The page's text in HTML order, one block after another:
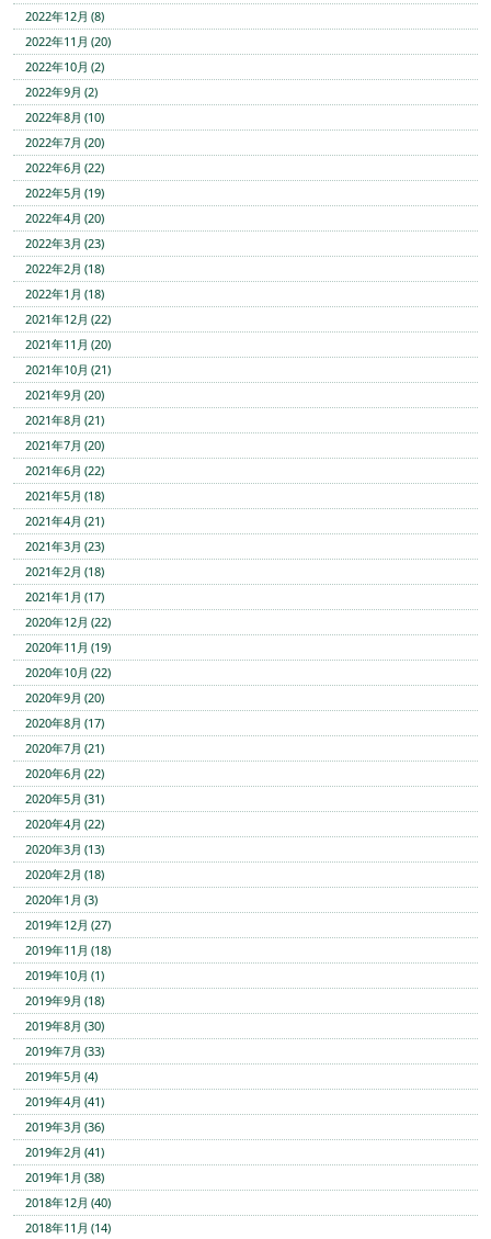
2022年12月 (8)
2022年11月 (20)
2022年10月 (2)
2022年9月 (2)
2022年8月 (10)
2022年7月 (20)
2022年6月 (22)
2022年5月 (19)
2022年4月 (20)
2022年3月 (23)
2022年2月 (18)
2022年1月 (18)
2021年12月 (22)
2021年11月 (20)
2021年10月 (21)
2021年9月 (20)
2021年8月 (21)
2021年7月 (20)
2021年6月 (22)
2021年5月 (18)
2021年4月 (21)
2021年3月 (23)
2021年2月 (18)
2021年1月 (17)
2020年12月 (22)
2020年11月 (19)
2020年10月 (22)
2020年9月 (20)
2020年8月 (17)
2020年7月 (21)
2020年6月 (22)
2020年5月 (31)
2020年4月 (22)
2020年3月 (13)
2020年2月 (18)
2020年1月 (3)
2019年12月 (27)
2019年11月 (18)
2019年10月 (1)
2019年9月 (18)
2019年8月 (30)
2019年7月 (33)
2019年5月 (4)
2019年4月 (41)
2019年3月 (36)
2019年2月 (41)
2019年1月 (38)
2018年12月 (40)
2018年11月 (14)